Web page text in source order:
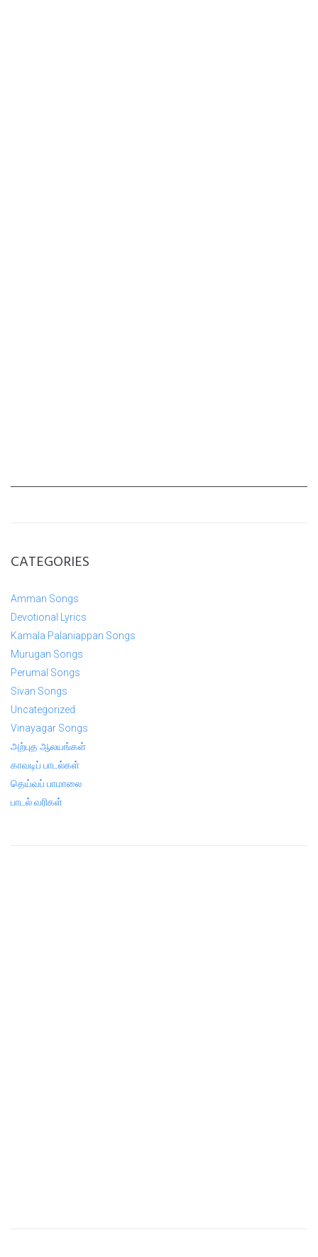
CATEGORIES
Amman Songs
Devotional Lyrics
Kamala Palaniappan Songs
Murugan Songs
Perumal Songs
Sivan Songs
Uncategorized
Vinayagar Songs
அற்புத ஆலயங்கள்
காவடிப் பாடல்கள்
தெய்வப் பாமாலை
பாடல் வரிகள்